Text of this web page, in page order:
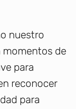
nuestro
momentos de
para
reconocer
para